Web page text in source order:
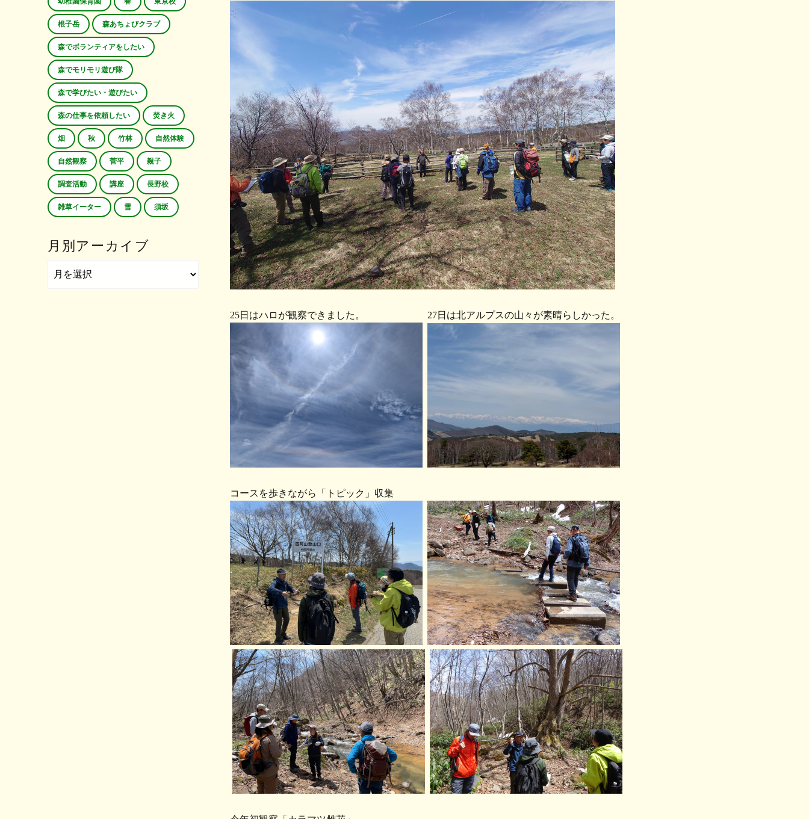
25日はハロが観察できました。 27日は北アルプスの山々が素晴らしかった。
コースを歩きながら「トピック」収集
根子岳 森あちょびクラブ
森でボランティアをしたい
森でモリモリ遊び隊
森で学びたい・遊びたい
森の仕事を依頼したい 焚き火
畑 秋 竹林 自然体験
自然観察 菅平 親子
調査活動 講座 長野校
雑草イーター 雪 須坂
月別アーカイブ